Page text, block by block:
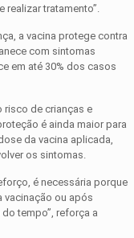
tratamento”.
a vacina protege contra
com sintomas
em até 30% dos casos
risco de crianças e
é ainda maior para
da vacina aplicada,
os sintomas.
é necessária porque
vacinação ou após
tempo”, reforça a